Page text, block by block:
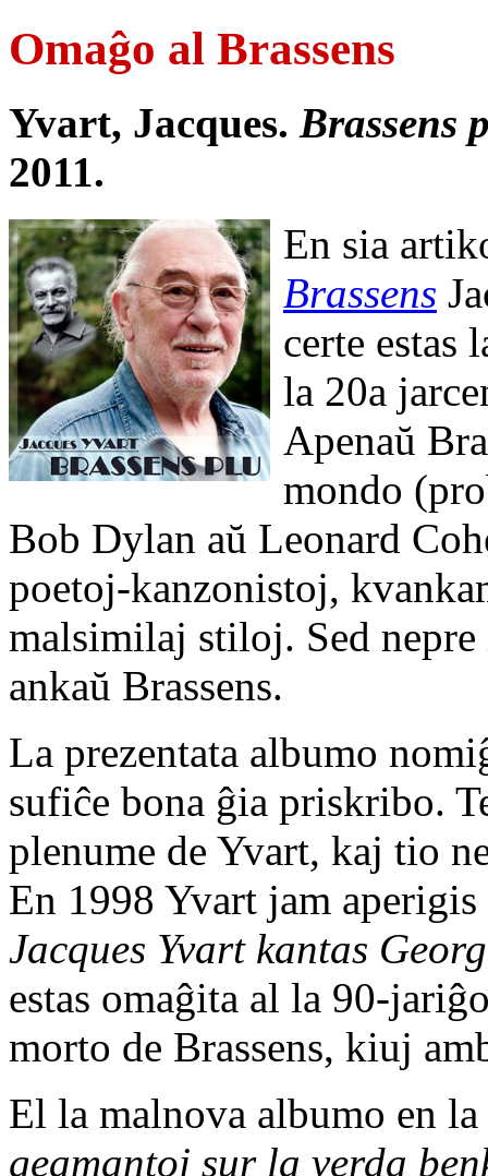
Omaĝo al Brassens
Yvart, Jacques. Brassens
2011.
En sia
Brassens
certe estas
la 20a
Apenaŭ
mondo
Bob Dylan aŭ Leonard
poetoj-kanzonistoj,
malsimilaj stiloj. Sed
ankaŭ Brassens.
La prezentata albumo
sufiĉe bona ĝia priskribo.
plenume de Yvart, kaj tio
En 1998 Yvart jam
Jacques Yvart kantas
estas omaĝita al la 90-
morto de Brassens, kiuj
El la malnova albumo en
geamantoj sur la verda